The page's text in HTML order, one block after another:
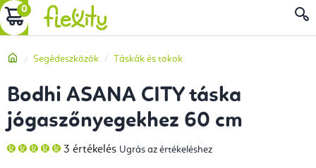
Ugrás
a
tartalomhoz
KOSÁR
Kezdőlap
Segédeszközök Táskák és tokok
Bodhi ASANA CITY táska
jógaszőnyegekhez 60 cm
A
termék
3 értékelés Ugrás az értékeléshez